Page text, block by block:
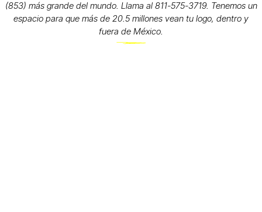
(853) más grande del mundo. Llama al 811-575-3719. Tenemos un
espacio para que más de 20.5 millones vean tu logo, dentro y
fuera de México.